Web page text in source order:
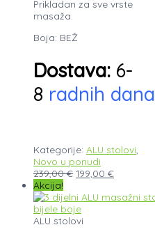
Prikladan za sve vrste
masaža.
Boja: BEŽ
Dostava: 6-
8 radnih dana
Kategorije: ALU stolovi
Novo u ponudi
239,00€ 199,00 €
Akcija!
ALU stolovi